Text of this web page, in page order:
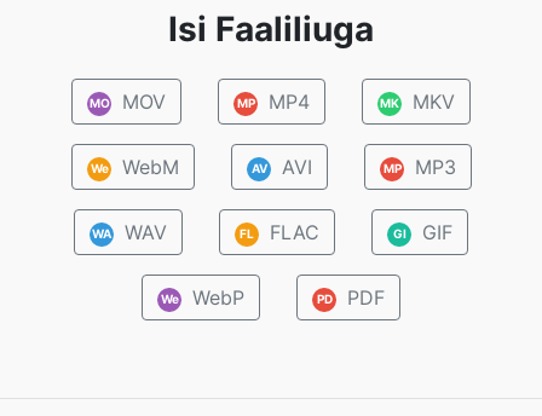
Isi Faaliliuga
MO MOV MP MP4 MK MKV
We WebM AV AVI MP MP3
WA WAV FL FLAC GI GIF
We WebP PD PDF